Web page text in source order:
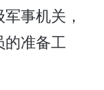
事机关，
准备工